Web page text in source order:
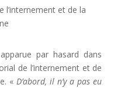
l’internement et de la
par hasard dans
de l’internement et de
« D’abord, il n’y a pas eu